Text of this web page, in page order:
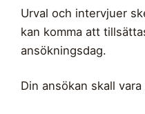
Urval och intervjuer
kan komma att
ansökningsdag.
Din ansökan skall